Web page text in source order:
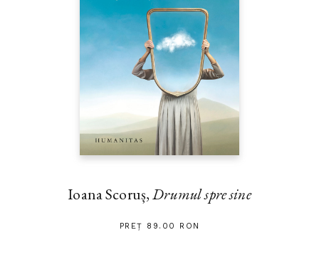
Ioana Scoruș,Drumul spre sine
PREȚ 89.00 RON